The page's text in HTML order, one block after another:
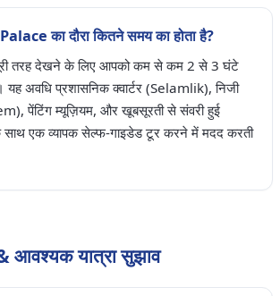
का दौरा कितने समय का होता है?
तरह देखने के लिए आपको कम से कम 2 से 3 घंटे
यह अवधि प्रशासनिक क्वार्टर (Selamlik), निजी
पेंटिंग म्यूज़ियम, और खूबसूरती से संवरी हुई
साथ एक व्यापक सेल्फ-गाइडेड टूर करने में मदद करती
यात्रा सुझाव